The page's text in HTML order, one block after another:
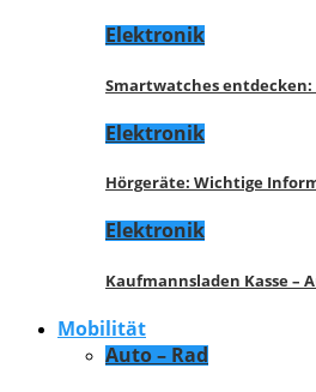
Elektronik
Smartwatches
Elektronik
Hörgeräte: Wichtige
Elektronik
Kaufmannsladen Kasse
Mobilität
Auto – Rad